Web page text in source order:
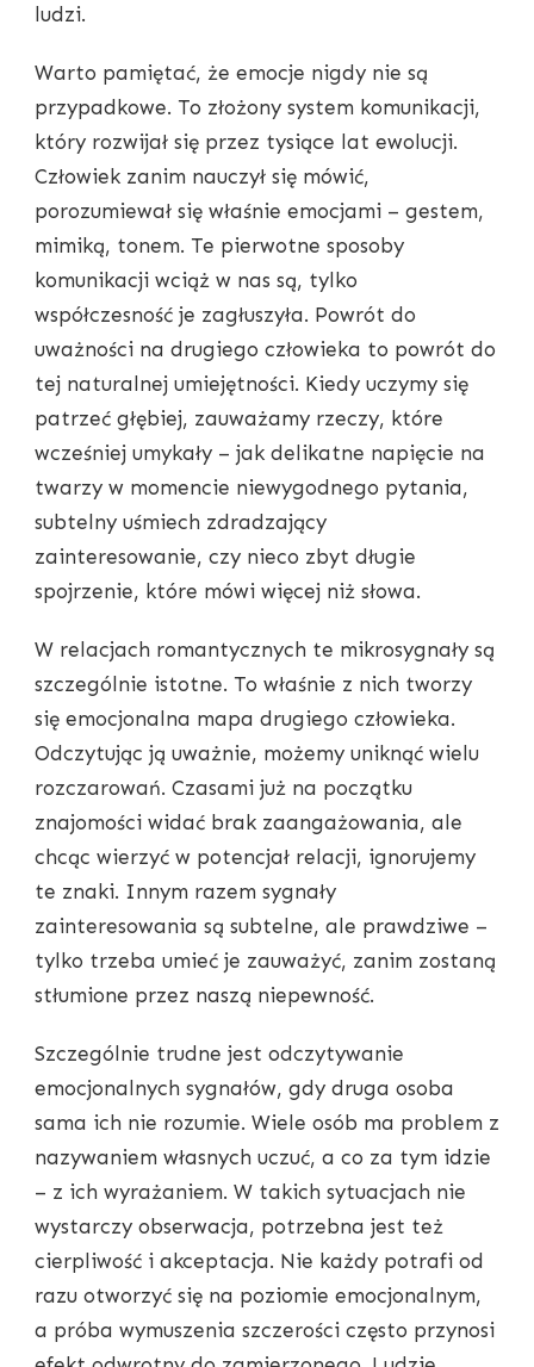
ludzi.
Warto pamiętać, że emocje nigdy nie są
przypadkowe. To złożony system komunikacji,
który rozwijał się przez tysiące lat ewolucji.
Człowiek zanim nauczył się mówić,
porozumiewał się właśnie emocjami – gestem,
mimiką, tonem. Te pierwotne sposoby
komunikacji wciąż w nas są, tylko
współczesność je zagłuszyła. Powrót do
uważności na drugiego człowieka to powrót do
tej naturalnej umiejętności. Kiedy uczymy się
patrzeć głębiej, zauważamy rzeczy, które
wcześniej umykały – jak delikatne napięcie na
twarzy w momencie niewygodnego pytania,
subtelny uśmiech zdradzający
zainteresowanie, czy nieco zbyt długie
spojrzenie, które mówi więcej niż słowa.
W relacjach romantycznych te mikrosygnały są
szczególnie istotne. To właśnie z nich tworzy
się emocjonalna mapa drugiego człowieka.
Odczytując ją uważnie, możemy uniknąć wielu
rozczarowań. Czasami już na początku
znajomości widać brak zaangażowania, ale
chcąc wierzyć w potencjał relacji, ignorujemy
te znaki. Innym razem sygnały
zainteresowania są subtelne, ale prawdziwe –
tylko trzeba umieć je zauważyć, zanim zostaną
stłumione przez naszą niepewność.
Szczególnie trudne jest odczytywanie
emocjonalnych sygnałów, gdy druga osoba
sama ich nie rozumie. Wiele osób ma problem z
nazywaniem własnych uczuć, a co za tym idzie
– z ich wyrażaniem. W takich sytuacjach nie
wystarczy obserwacja, potrzebna jest też
cierpliwość i akceptacja. Nie każdy potrafi od
razu otworzyć się na poziomie emocjonalnym,
a próba wymuszenia szczerości często przynosi